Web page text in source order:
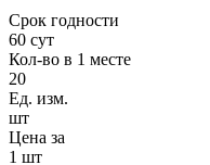
Срок годности
60 сут
Кол-во в 1 месте
20
Ед. изм.
шт
Цена за
1 шт